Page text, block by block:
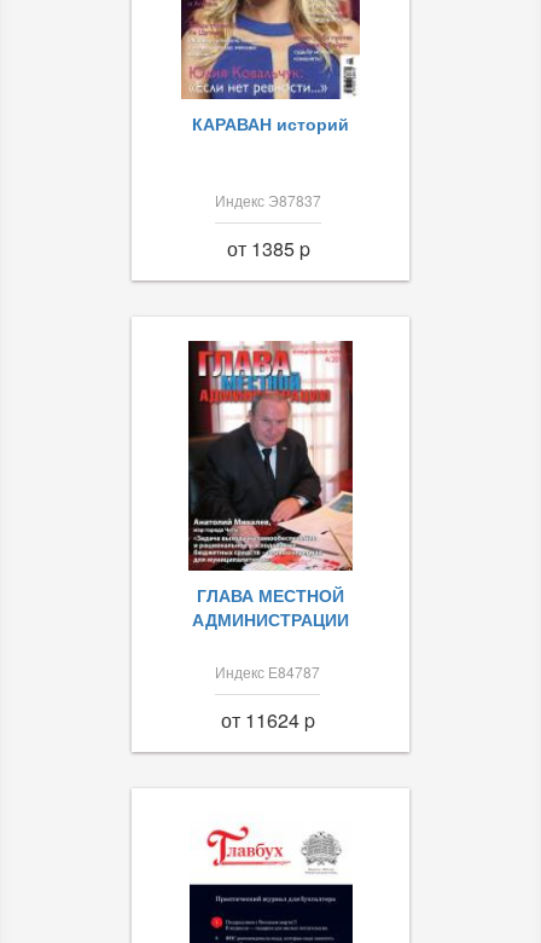
КАРАВАН историй
Индекс Э87837
от 1385 p
ГЛАВА МЕСТНОЙ
АДМИНИСТРАЦИИ
Индекс Е84787
от 11624 p